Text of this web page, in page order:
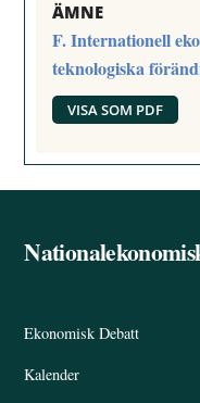
ÄMNE
F. Internationell
teknologiska
VISA SOM PDF
Ekonomisk Debatt
Kalender